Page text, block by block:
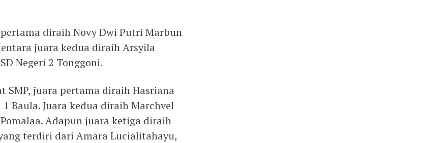
diraih Novy Dwi Putri Marbun
juara kedua diraih Arsyila
Negeri 2 Tonggoni.
SMP, juara pertama diraih Hasriana
Baula. Juara kedua diraih Marchvel
Adapun juara ketiga diraih
terdiri dari Amara Lucialitahayu,